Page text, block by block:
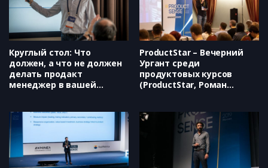
Я больше не верю …бизнес и
продуктовые подходы которые
перестали работать в 2020 году
(Михаил Трутнев)
Круглый стол: Что
должен, а что не должен
делать продакт
менеджер в вашей
ProductStar – Вечерний
Ургант среди
продуктовых курсов
(ProductStar, Роман